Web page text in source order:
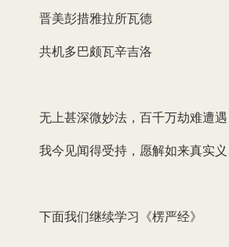
晋美彭措雅拉所瓦德
共机多巴颇瓦辛吉洛
无上甚深微妙法，百千万劫难遭遇
我今见闻得受持，愿解如来真实义
下面我们继续学习《楞严经》